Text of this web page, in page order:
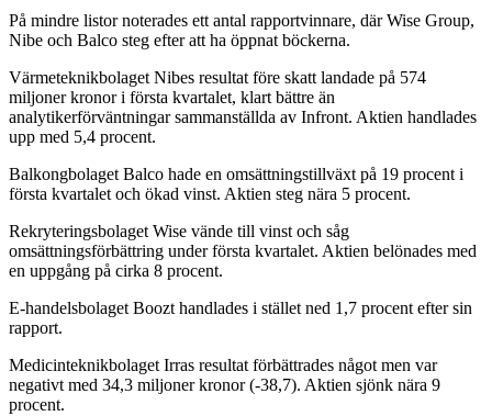
På mindre listor noterades ett antal rapportvinnare, där Wise Group,
Nibe och Balco steg efter att ha öppnat böckerna.
Värmeteknikbolaget Nibes resultat före skatt landade på 574
miljoner kronor i första kvartalet, klart bättre än
analytikerförväntningar sammanställda av Infront. Aktien handlades
upp med 5,4 procent.
Balkongbolaget Balco hade en omsättningstillväxt på 19 procent i
första kvartalet och ökad vinst. Aktien steg nära 5 procent.
Rekryteringsbolaget Wise vände till vinst och såg
omsättningsförbättring under första kvartalet. Aktien belönades med
en uppgång på cirka 8 procent.
E-handelsbolaget Boozt handlades i stället ned 1,7 procent efter sin
rapport.
Medicinteknikbolaget Irras resultat förbättrades något men var
negativt med 34,3 miljoner kronor (-38,7). Aktien sjönk nära 9
procent.